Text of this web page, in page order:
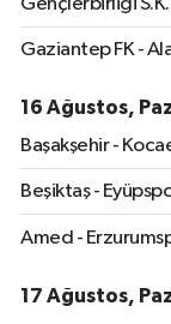
Gaziantep FK -
16 Ağustos,
Başakşehir -
Beşiktaş -
Amed -
17 Ağustos,